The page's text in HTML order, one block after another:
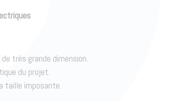
très grande dimension.
du projet.
taille imposante.